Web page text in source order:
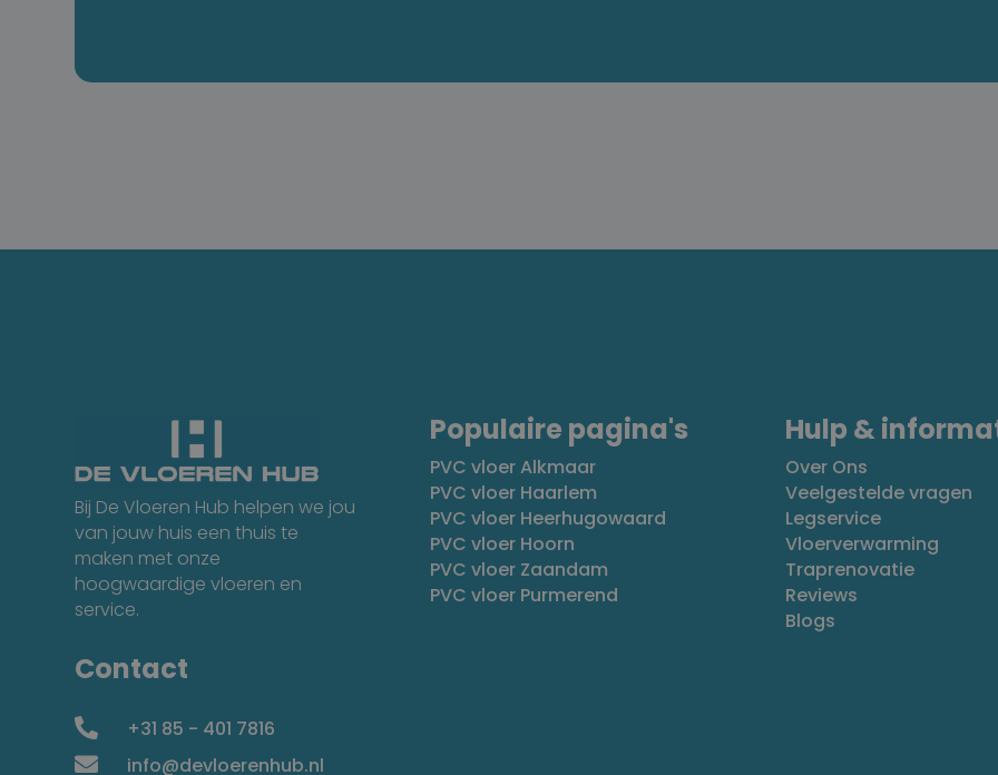
Bij De Vloeren Hub helpen we jou
van jouw huis een thuis te
maken met onze
hoogwaardige vloeren en
service.
Contact
 +31 85 - 401 7816
 info@devloerenhub.nl
Populaire pagina's
PVC vloer Alkmaar
PVC vloer Haarlem
PVC vloer Heerhugowaard
PVC vloer Hoorn
PVC vloer Zaandam
PVC vloer Purmerend
Hulp &
Over Ons
Veelgestelde vragen
Legservice
Vloerverwarming
Traprenovatie
Reviews
Blogs